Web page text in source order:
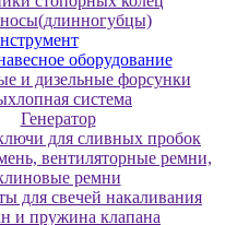
оборудование
и дизельные форсунки
система
Генератор
для сливных пробок
вентиляторные ремни,
ремни
для свечей накаливания
и пружина клапана